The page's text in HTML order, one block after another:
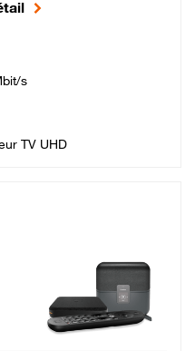
s
TV UHD
42,99 € par mois, Engagement 12 mois